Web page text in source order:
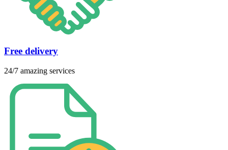
Free delivery
24/7 amazing services